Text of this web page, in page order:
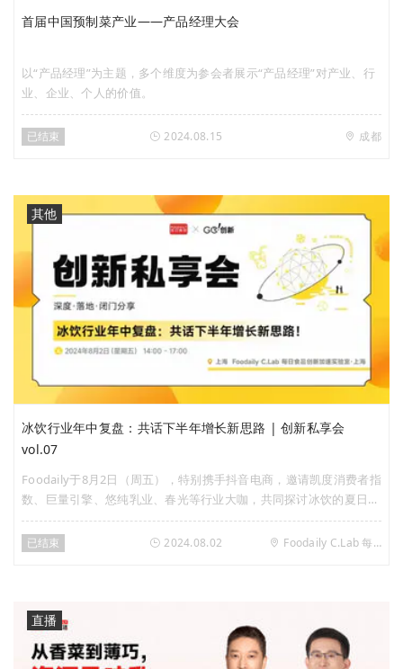
首届中国预制菜产业——产品经理大会
以“产品经理”为主题，多个维度为参会者展示“产品经理”对产业、行
业、企业、个人的价值。
已结束 2024.08.15 成都
其他
冰饮行业年中复盘：共话下半年增长新思路 | 创新私享会
vol.07
Foodaily于8月2日（周五），特别携手抖音电商，邀请凯度消费者指
数、巨量引擎、悠纯乳业、春光等行业大咖，共同探讨冰饮的夏日新
商机。
已结束 2024.08.02 Foodaily C.Lab 每日食品创新加速实验室 · 上海
直播